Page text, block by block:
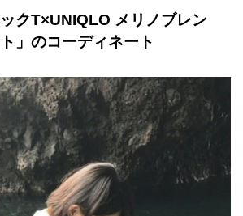
ックT×UNIQLO メリノブレン
」のコーディネート